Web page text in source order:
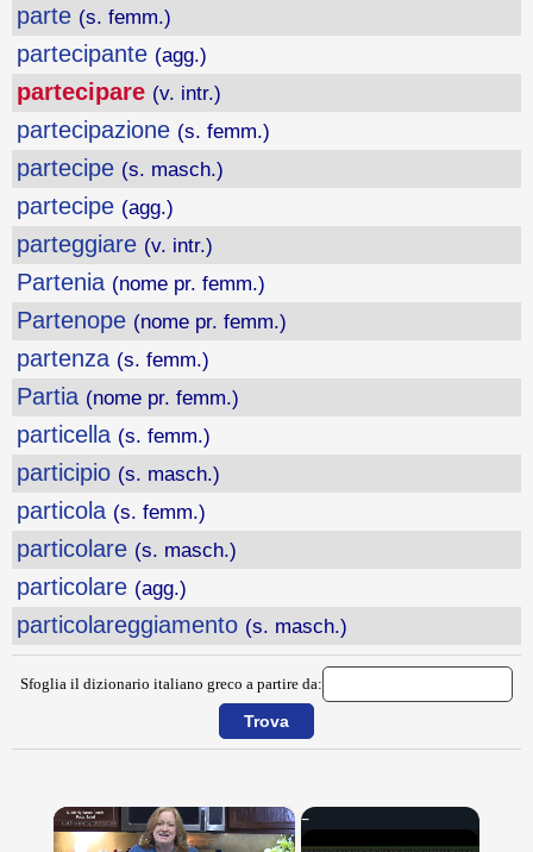
parte (s. femm.)
partecipante (agg.)
partecipare (v. intr.)
partecipazione (s. femm.)
partecipe (s. masch.)
partecipe (agg.)
parteggiare (v. intr.)
Partenia (nome pr. femm.)
Partenope (nome pr. femm.)
partenza (s. femm.)
Partia (nome pr. femm.)
particella (s. femm.)
participio (s. masch.)
particola (s. femm.)
particolare (s. masch.)
particolare (agg.)
particolareggiamento (s. masch.)
Sfoglia il dizionario italiano greco a partire da:
×